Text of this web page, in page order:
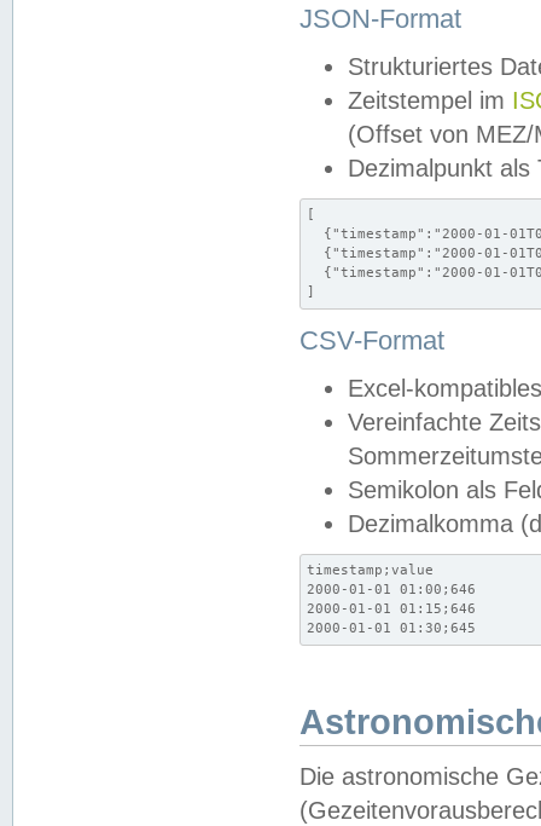
JSON-Format
Strukturiertes
Zeitstempel im
(Offset von MEZ/
Dezimalpunkt als
[
{"timestamp":"2000-01-
{"timestamp":"2000-01-
{"timestamp":"2000-01-
]
CSV-Format
Excel-
Vereinfachte
Semikolon als
Dezimalkomma
timestamp;value
2000-01-01 01:00;646
2000-01-01 01:15;646
2000-01-01 01:30;645
Die astronomische